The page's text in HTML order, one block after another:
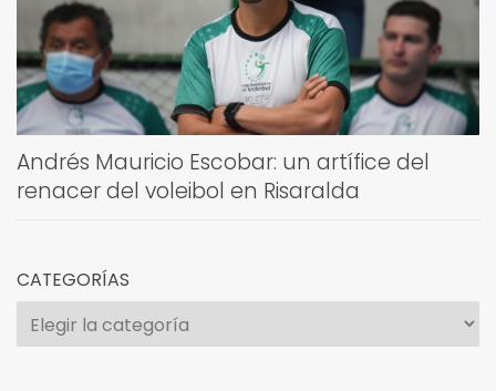
Andrés Mauricio Escobar: un artífice del
renacer del voleibol en Risaralda
CATEGORÍAS
Categorías